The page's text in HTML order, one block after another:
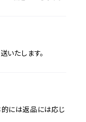
いたします。
には返品には応じ